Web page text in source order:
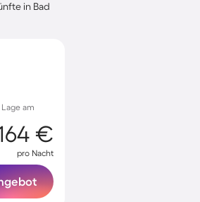
in Bad
am
€
pro Nacht